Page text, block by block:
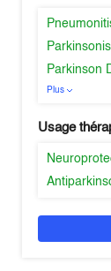
Parkinson
Plus
Usage